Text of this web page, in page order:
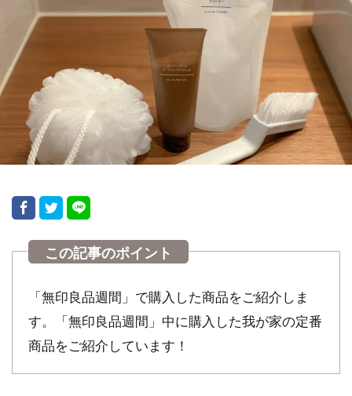
「無印良品週間」で購入した商品をご紹介しま
す。「無印良品週間」中に購入した我が家の定番
商品をご紹介しています！
マニュアル
ホテル トラベル
トイレ
キッチン
インテリア
訪問記